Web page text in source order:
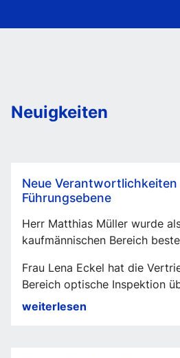
Neuigkeiten
Neue
Führungsebene
Herr Matthias Müller wurde
kaufmännischen Bereich
Frau Lena Eckel hat die
Bereich optische Inspektion
weiterlesen